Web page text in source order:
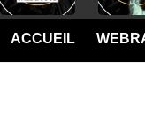
ACCUEIL